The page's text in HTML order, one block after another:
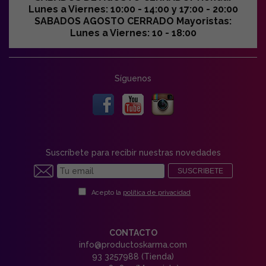
Lunes a Viernes: 10:00 - 14:00 y 17:00 - 20:00
SABADOS AGOSTO CERRADO Mayoristas:
Lunes a Viernes: 10 - 18:00
Síguenos
Suscríbete para recibir nuestras novedades
SUSCRIBETE
Acepto la política de privacidad
CONTACTO
info@productoskarma.com
93 3257988 (Tienda)